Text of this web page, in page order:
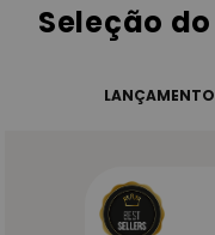
Seleção